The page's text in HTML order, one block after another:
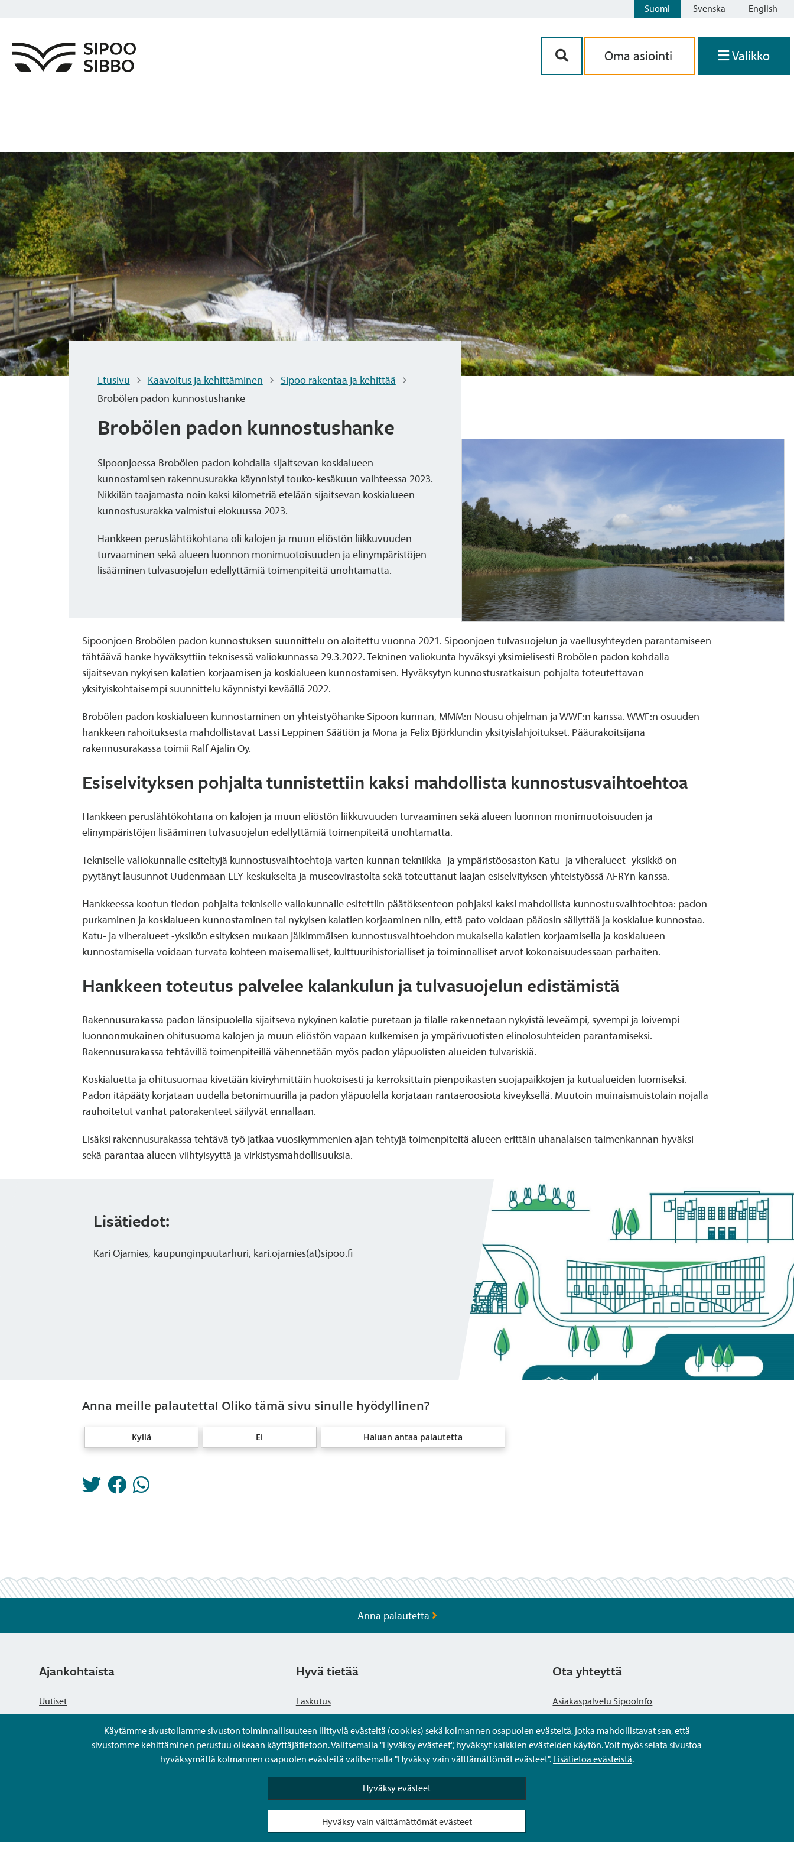
Suomi Svenska English
Oma asiointi Valikko
Etusivu Kaavoitus ja kehittäminen
Sipoo rakentaa ja kehittää
Brobölen padon kunnostushanke
Brobölen padon kunnostushanke
Sipoonjoessa Brobölen padon kohdalla sijaitsevan koskialueen
kunnostamisen rakennusurakka käynnistyi touko-kesäkuun vaihteessa 2023.
Nikkilän taajamasta noin kaksi kilometriä etelään sijaitsevan koskialueen
kunnostusurakka valmistui elokuussa 2023.
Hankkeen peruslähtökohtana oli kalojen ja muun eliöstön liikkuvuuden
turvaaminen sekä alueen luonnon monimuotoisuuden ja elinympäristöjen
lisääminen tulvasuojelun edellyttämiä toimenpiteitä unohtamatta.
Sipoonjoen Brobölen padon kunnostuksen suunnittelu on aloitettu vuonna 2021. Sipoonjoen tulvasuojelun ja vaellusyhteyden parantamiseen
tähtäävä hanke hyväksyttiin teknisessä valiokunnassa 29.3.2022. Tekninen valiokunta hyväksyi yksimielisesti Brobölen padon kohdalla
sijaitsevan nykyisen kalatien korjaamisen ja koskialueen kunnostamisen. Hyväksytyn kunnostusratkaisun pohjalta toteutettavan
yksityiskohtaisempi suunnittelu käynnistyi keväällä 2022.
Brobölen padon koskialueen kunnostaminen on yhteistyöhanke Sipoon kunnan, MMM:n Nousu ohjelman ja WWF:n kanssa. WWF:n osuuden
hankkeen rahoituksesta mahdollistavat Lassi Leppinen Säätiön ja Mona ja Felix Björklundin yksityislahjoitukset. Pääurakoitsijana
rakennusurakassa toimii Ralf Ajalin Oy.
Esiselvityksen pohjalta tunnistettiin kaksi mahdollista kunnostusvaihtoehtoa
Hankkeen peruslähtökohtana on kalojen ja muun eliöstön liikkuvuuden turvaaminen sekä alueen luonnon monimuotoisuuden ja
elinympäristöjen lisääminen tulvasuojelun edellyttämiä toimenpiteitä unohtamatta.
Tekniselle valiokunnalle esiteltyjä kunnostusvaihtoehtoja varten kunnan tekniikka- ja ympäristöosaston Katu- ja viheralueet -yksikkö on
pyytänyt lausunnot Uudenmaan ELY-keskukselta ja museovirastolta sekä toteuttanut laajan esiselvityksen yhteistyössä AFRYn kanssa.
Hankkeessa kootun tiedon pohjalta tekniselle valiokunnalle esitettiin päätöksenteon pohjaksi kaksi mahdollista kunnostusvaihtoehtoa: padon
purkaminen ja koskialueen kunnostaminen tai nykyisen kalatien korjaaminen niin, että pato voidaan pääosin säilyttää ja koskialue kunnostaa.
Katu- ja viheralueet -yksikön esityksen mukaan jälkimmäisen kunnostusvaihtoehdon mukaisella kalatien korjaamisella ja koskialueen
kunnostamisella voidaan turvata kohteen maisemalliset, kulttuurihistorialliset ja toiminnalliset arvot kokonaisuudessaan parhaiten.
Hankkeen toteutus palvelee kalankulun ja tulvasuojelun edistämistä
Rakennusurakassa padon länsipuolella sijaitseva nykyinen kalatie puretaan ja tilalle rakennetaan nykyistä leveämpi, syvempi ja loivempi
luonnonmukainen ohitusuoma kalojen ja muun eliöstön vapaan kulkemisen ja ympärivuotisten elinolosuhteiden parantamiseksi.
Rakennusurakassa tehtävillä toimenpiteillä vähennetään myös padon yläpuolisten alueiden tulvariskiä.
Koskialuetta ja ohitusuomaa kivetään kiviryhmittäin huokoisesti ja kerroksittain pienpoikasten suojapaikkojen ja kutualueiden luomiseksi.
Padon itäpääty korjataan uudella betonimuurilla ja padon yläpuolella korjataan rantaeroosiota kiveyksellä. Muutoin muinaismuistolain nojalla
rauhoitetut vanhat patorakenteet säilyvät ennallaan.
Lisäksi rakennusurakassa tehtävä työ jatkaa vuosikymmenien ajan tehtyjä toimenpiteitä alueen erittäin uhanalaisen taimenkannan hyväksi
sekä parantaa alueen viihtyisyyttä ja virkistysmahdollisuuksia.
Lisätiedot:
Kari Ojamies, kaupunginpuutarhuri, kari.ojamies(at)sipoo.fi
Anna meille palautetta! Oliko tämä sivu sinulle hyödyllinen?
Kyllä Ei Haluan antaa palautetta
Käytämme sivustollamme sivuston toiminnallisuuteen liittyviä evästeitä (cookies) sekä kolmannen osapuolen evästeitä, jotka mahdollistavat sen, että
sivustomme kehittäminen perustuu oikeaan käyttäjätietoon. Valitsemalla "Hyväksy evästeet", hyväksyt kaikkien evästeiden käytön. Voit myös selata sivustoa
hyväksymättä kolmannen osapuolen evästeitä valitsemalla "Hyväksy vain välttämättömät evästeet". Lisätietoa evästeistä.
Hyväksy evästeet
Hyväksy vain välttämättömät evästeet
Anna palautetta
Ajankohtaista
Uutiset
Hyvä tietää
Laskutus
Tietosuojaseloste
Saavutettavuusseloste
Usein kysytyt kysymykset
Puolesta-asiointi Sipoon Oma asioinnissa
Ota yhteyttä
Asiakaspalvelu SipooInfo
Anna palautetta nimettömästi
Kysy tai asioi